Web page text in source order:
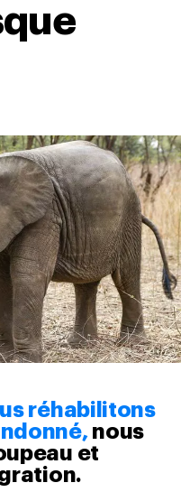
réhabilitons
nous
et